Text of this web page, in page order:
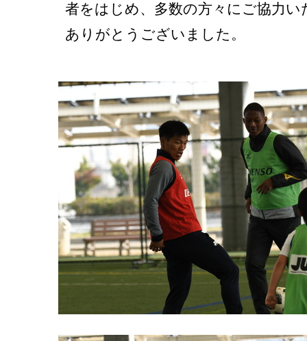
者をはじめ、多数の方々にご協力
ありがとうございました。